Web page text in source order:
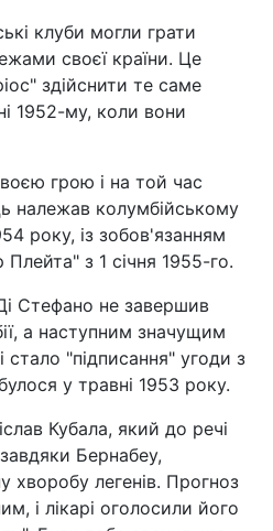
клуби могли грати
своєї країни. Це
здійснити те саме
1952-му, коли вони
грою і на той час
належав колумбійському
року, із зобов'язанням
з 1 січня 1955-го.
Стефано не завершив
а наступним значущим
стало "підписання" угоди з
у травні 1953 року.
Кубала, який до речі
Бернабеу,
хворобу легенів. Прогноз
і лікарі оголосили його